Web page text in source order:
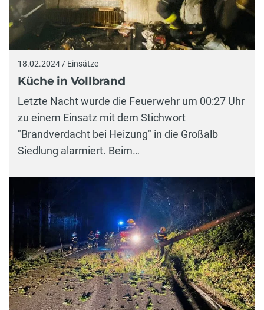
18.02.2024 / Einsätze
Küche in Vollbrand
Letzte Nacht wurde die Feuerwehr um 00:27 Uhr
zu einem Einsatz mit dem Stichwort
"Brandverdacht bei Heizung" in die Großalb
Siedlung alarmiert. Beim…